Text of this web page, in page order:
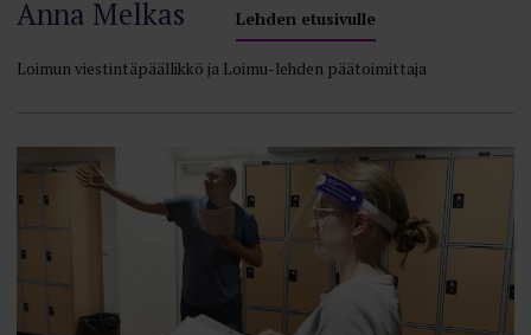
Anna Melkas Lehden etusivulle
Loimun viestintäpäällikkö ja Loimu-lehden päätoimittaja